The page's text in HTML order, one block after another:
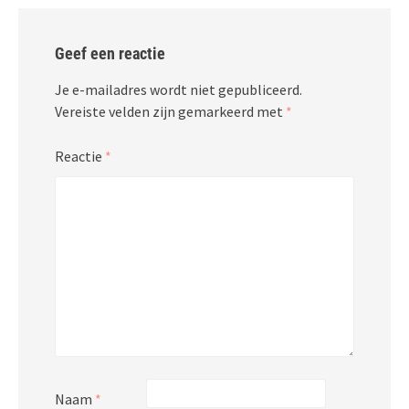
Geef een reactie
Je e-mailadres wordt niet gepubliceerd.
Vereiste velden zijn gemarkeerd met *
Reactie *
Naam *